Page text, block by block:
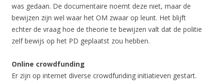
was gedaan. De documentaire noemt deze niet, maar de
bewijzen zijn wel waar het OM zwaar op leunt. Het blijft
echter de vraag hoe de theorie te bewijzen valt dat de politie
zelf bewijs op het PD geplaatst zou hebben.
Online crowdfunding
Er zijn op internet diverse crowdfunding initiatieven gestart.